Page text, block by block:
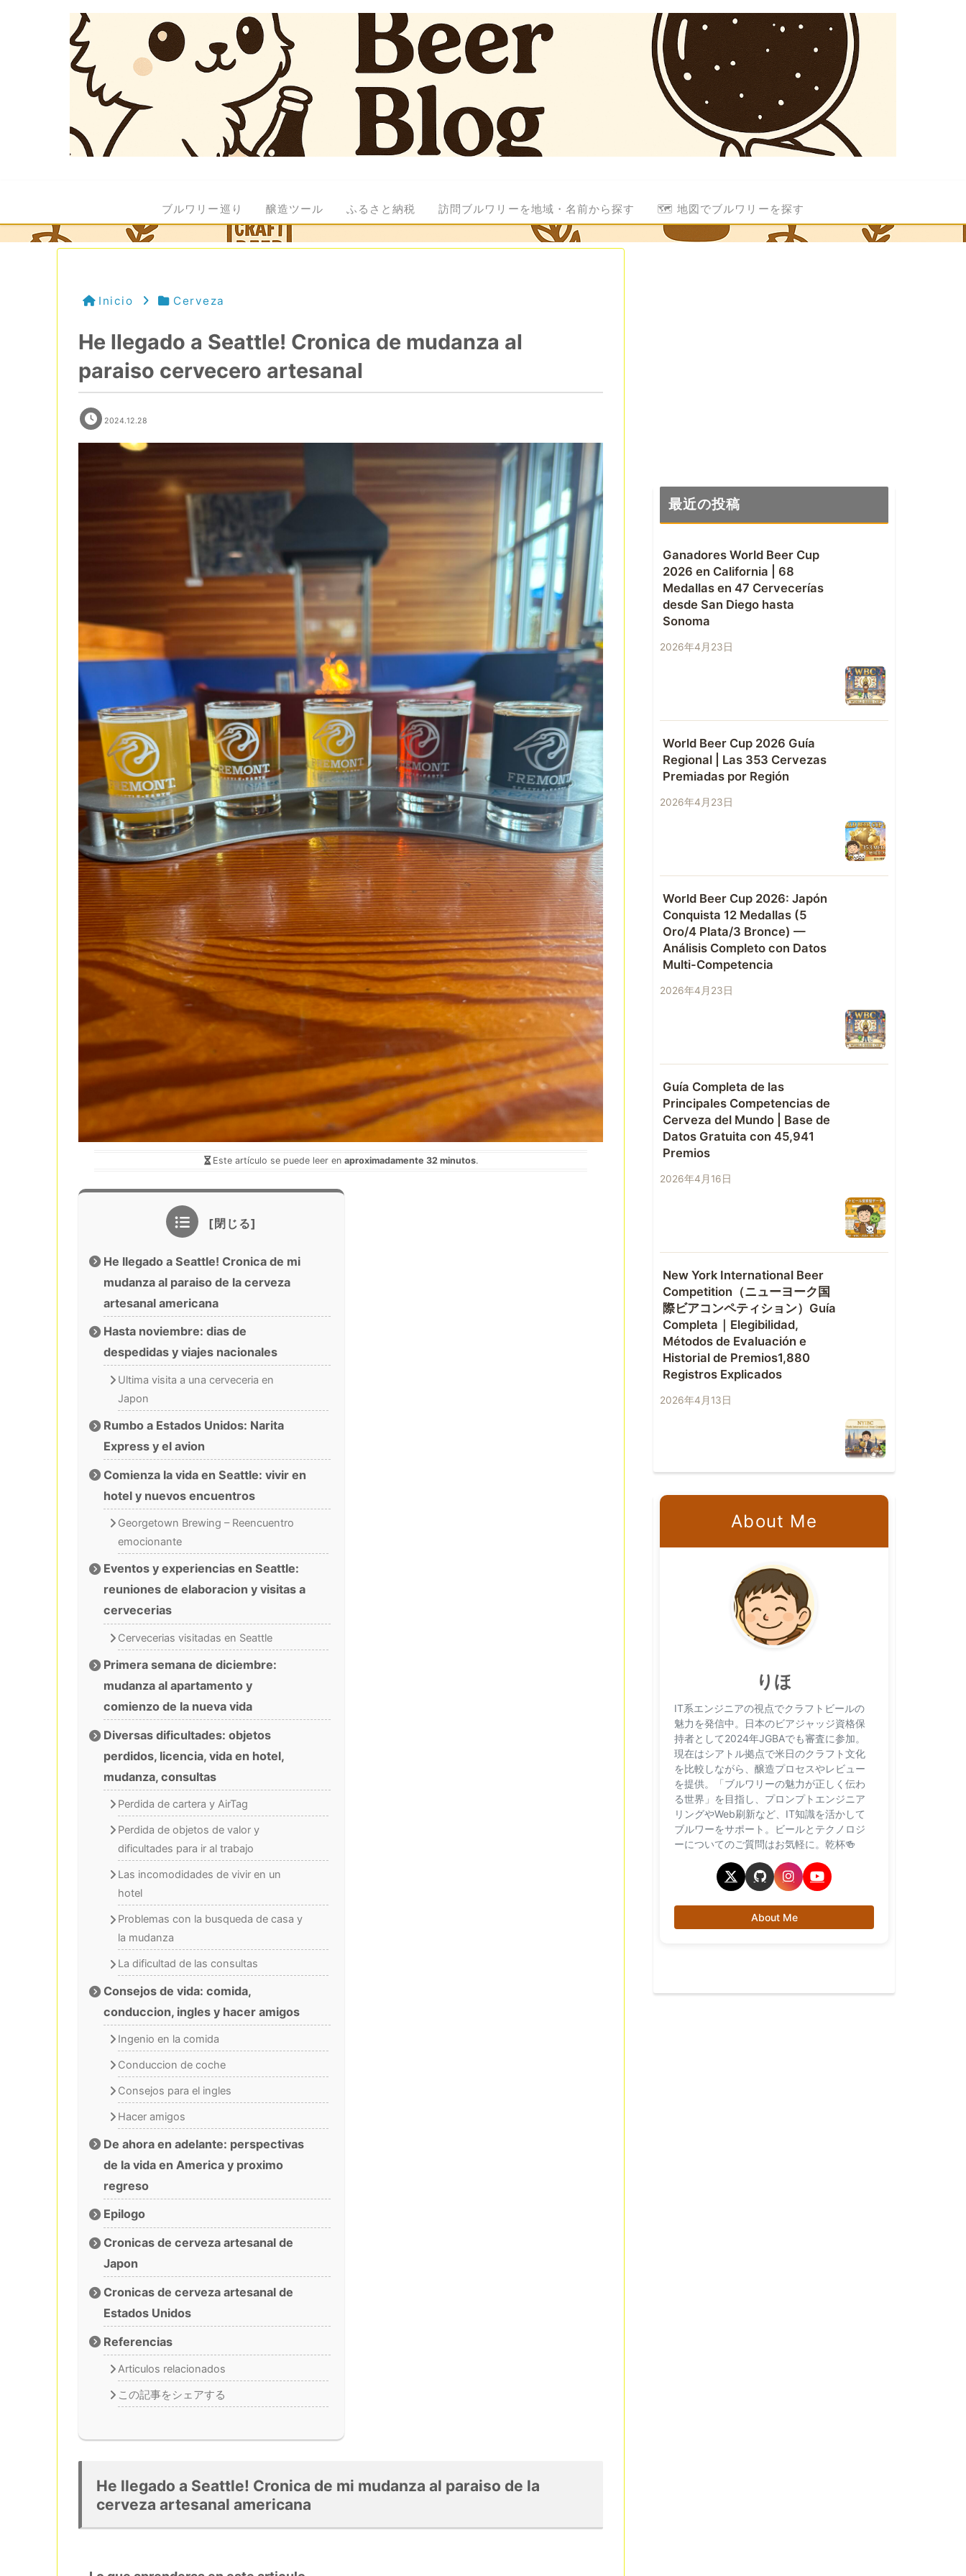
ブルワリー巡り 醸造ツール ふるさと納税 訪問ブルワリーを地域・名前から探す 🗺️ 地図でブルワリーを探す
Inicio Cerveza
He llegado a Seattle! Cronica de mudanza al
paraiso cervecero artesanal
2024.12.28
Este artículo se puede leer en aproximadamente 32 minutos.
He llegado a Seattle! Cronica de mi
mudanza al paraiso de la cerveza
artesanal americana
Hasta noviembre: dias de
despedidas y viajes nacionales
Ultima visita a una cerveceria en
Japon
Rumbo a Estados Unidos: Narita
Express y el avion
Comienza la vida en Seattle: vivir en
hotel y nuevos encuentros
Georgetown Brewing – Reencuentro
emocionante
Eventos y experiencias en Seattle:
reuniones de elaboracion y visitas a
cervecerias
Cervecerias visitadas en Seattle
Primera semana de diciembre:
mudanza al apartamento y
comienzo de la nueva vida
Diversas dificultades: objetos
perdidos, licencia, vida en hotel,
mudanza, consultas
Perdida de cartera y AirTag
Perdida de objetos de valor y
dificultades para ir al trabajo
Las incomodidades de vivir en un
hotel
Problemas con la busqueda de casa y
la mudanza
La dificultad de las consultas
Consejos de vida: comida,
conduccion, ingles y hacer amigos
Ingenio en la comida
Conduccion de coche
Consejos para el ingles
Hacer amigos
De ahora en adelante: perspectivas
de la vida en America y proximo
regreso
Epilogo
Cronicas de cerveza artesanal de
Japon
Cronicas de cerveza artesanal de
Estados Unidos
Referencias
Articulos relacionados
この記事をシェアする
He llegado a Seattle! Cronica de mi mudanza al paraiso de la
cerveza artesanal americana
最近の投稿
Ganadores World Beer Cup
2026 en California | 68
Medallas en 47 Cervecerías
desde San Diego hasta
Sonoma
2026年4月23日
World Beer Cup 2026 Guía
Regional | Las 353 Cervezas
Premiadas por Región
2026年4月23日
World Beer Cup 2026: Japón
Conquista 12 Medallas (5
Oro/4 Plata/3 Bronce) —
Análisis Completo con Datos
Multi-Competencia
2026年4月23日
Guía Completa de las
Principales Competencias de
Cerveza del Mundo | Base de
Datos Gratuita con 45,941
Premios
2026年4月16日
New York International Beer
Competition（ニューヨーク国
際ビアコンペティション）Guía
Completa｜Elegibilidad,
Métodos de Evaluación e
Historial de Premios1,880
Registros Explicados
2026年4月13日
About Me
りほ
IT系エンジニアの視点でクラフトビールの
魅力を発信中。日本のビアジャッジ資格保
持者として2024年JGBAでも審査に参加。
現在はシアトル拠点で米日のクラフト文化
を比較しながら、醸造プロセスやレビュー
を提供。「ブルワリーの魅力が正しく伝わ
る世界」を目指し、プロンプトエンジニア
リングやWeb刷新など、IT知識を活かして
ブルワーをサポート。ビールとテクノロジ
ーについてのご質問はお気軽に。乾杯🍻
About Me